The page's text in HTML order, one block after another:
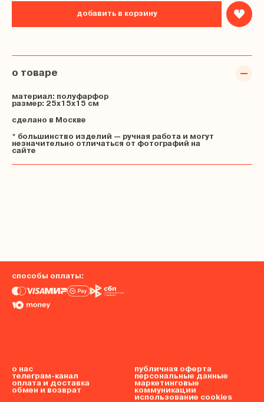
добавить в корзину
о товаре
материал: полуфарфор
размер: 25х15x15 см
сделано в Москве
* большинство изделий — ручная работа и могут
незначительно отличаться от фотографий на
сайте
о нас
телеграм-канал
оплата и доставка
обмен и возврат
публичная оферта
персональные данные
маркетинговые
коммуникации
использование cookies
способы оплаты: